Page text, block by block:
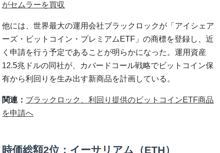
がセムラーを買収
他には、世界最大の運用会社ブラックロックが「アイシェア
ーズ・ビットコイン・プレミアムETF」の商標を登録し、近
く申請を行う予定であることが明らかになった。運用資産
12.5兆ドルの同社が、カバードコール戦略でビットコイン保
有から利回りを生み出す新商品を計画している。
関連： ブラックロック、利回り提供のビットコインETF商品
を申請へ
時価総額2位：イーサリアム（ETH）